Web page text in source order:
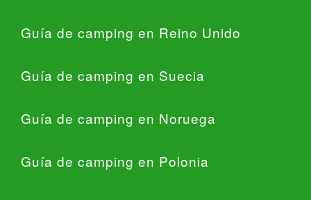
Guía de camping en Reino Unido
Guía de camping en Suecia
Guía de camping en Noruega
Guía de camping en Polonia